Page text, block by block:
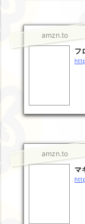
amzn.to
フ
amzn.to
マ